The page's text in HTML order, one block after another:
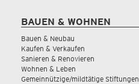
BAUEN & WOHNEN
Bauen & Neubau
Kaufen & Verkaufen
Sanieren & Renovieren
Wohnen & Leben
Gemeinnützige/mildtätige Stiftungen